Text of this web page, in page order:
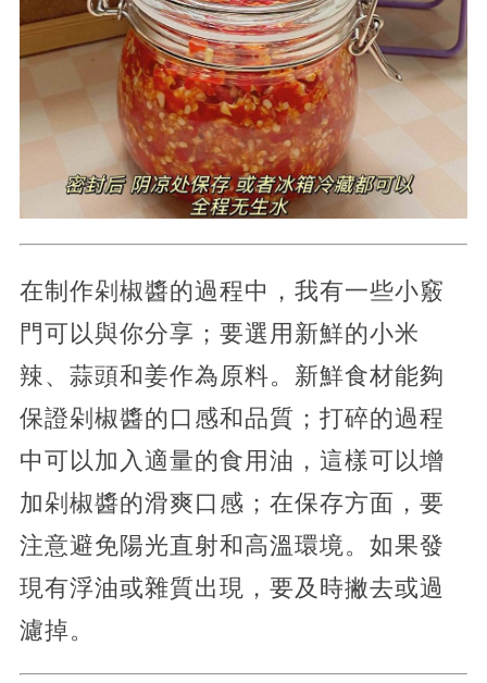
在制作剁椒醬的過程中，我有一些小竅
門可以與你分享；要選用新鮮的小米
辣、蒜頭和姜作為原料。新鮮食材能夠
保證剁椒醬的口感和品質；打碎的過程
中可以加入適量的食用油，這樣可以增
加剁椒醬的滑爽口感；在保存方面，要
注意避免陽光直射和高溫環境。如果發
現有浮油或雜質出現，要及時撇去或過
濾掉。